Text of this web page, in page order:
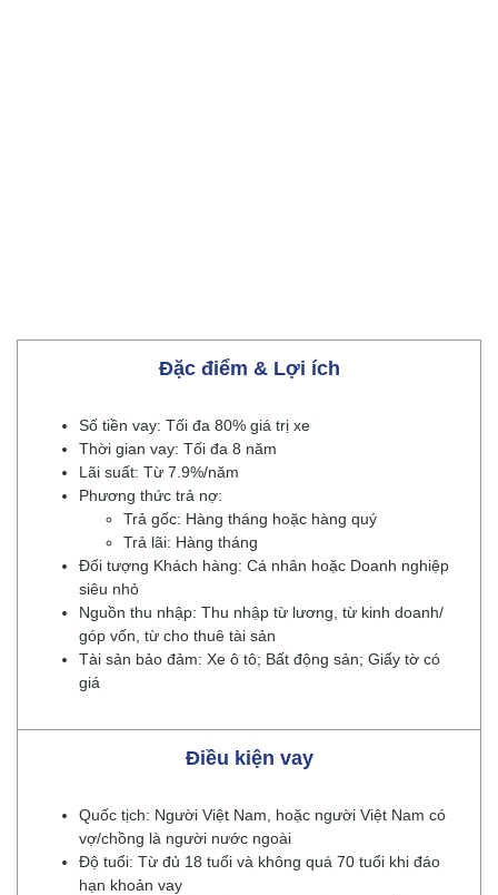
Đặc điểm & Lợi ích
Số tiền vay: Tối đa 80% giá trị xe
Thời gian vay: Tối đa 8 năm
Lãi suất: Từ 7.9%/năm
Phương thức trả nợ:
Trả gốc: Hàng tháng hoặc hàng quý
Trả lãi: Hàng tháng
Đối tượng Khách hàng: Cá nhân hoặc Doanh nghiệp
siêu nhỏ
Nguồn thu nhập: Thu nhập từ lương, từ kinh doanh/
góp vốn, từ cho thuê tài sản
Tài sản bảo đảm: Xe ô tô; Bất động sản; Giấy tờ có
giá
Điều kiện vay
Quốc tịch: Người Việt Nam, hoặc người Việt Nam có
vợ/chồng là người nước ngoài
Độ tuổi: Từ đủ 18 tuổi và không quá 70 tuổi khi đáo
hạn khoản vay